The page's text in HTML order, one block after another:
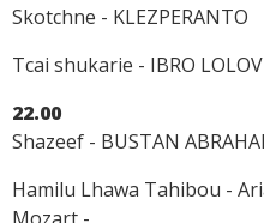
Skotchne - KLEZPERANTO
Tcai shukarie - IBRO LOLOV
22.00
Shazeef - BUSTAN
Hamilu Lhawa Tahibou -
Mozart -